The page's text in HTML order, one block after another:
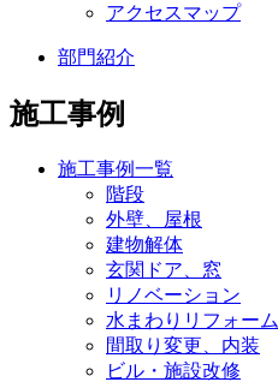
アクセスマップ
部門紹介
施工事例
施工事例一覧
階段
外壁、屋根
建物解体
玄関ドア、窓
リノベーション
水まわりリフォーム
間取り変更、内装
ビル・施設改修